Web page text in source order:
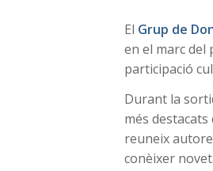
El Grup de
en el marc del
participació
Durant la
més
reuneix
conèixer